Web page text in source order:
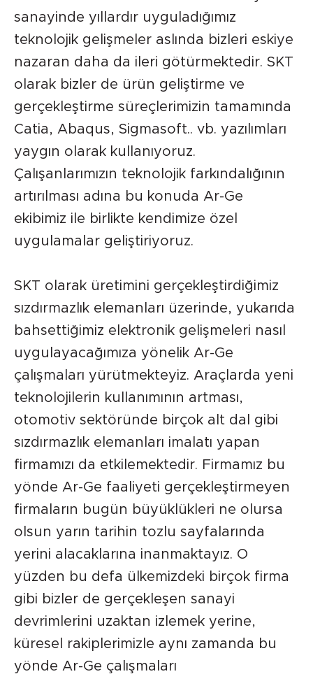
sanayinde yıllardır uyguladığımız
teknolojik gelişmeler aslında bizleri eskiye
nazaran daha da ileri götürmektedir. SKT
olarak bizler de ürün geliştirme ve
gerçekleştirme süreçlerimizin tamamında
Catia, Abaqus, Sigmasoft.. vb. yazılımları
yaygın olarak kullanıyoruz.
Çalışanlarımızın teknolojik farkındalığının
artırılması adına bu konuda Ar-Ge
ekibimiz ile birlikte kendimize özel
uygulamalar geliştiriyoruz.
SKT olarak üretimini gerçekleştirdiğimiz
sızdırmazlık elemanları üzerinde, yukarıda
bahsettiğimiz elektronik gelişmeleri nasıl
uygulayacağımıza yönelik Ar-Ge
çalışmaları yürütmekteyiz. Araçlarda yeni
teknolojilerin kullanımının artması,
otomotiv sektöründe birçok alt dal gibi
sızdırmazlık elemanları imalatı yapan
firmamızı da etkilemektedir. Firmamız bu
yönde Ar-Ge faaliyeti gerçekleştirmeyen
firmaların bugün büyüklükleri ne olursa
olsun yarın tarihin tozlu sayfalarında
yerini alacaklarına inanmaktayız. O
yüzden bu defa ülkemizdeki birçok firma
gibi bizler de gerçekleşen sanayi
devrimlerini uzaktan izlemek yerine,
küresel rakiplerimizle aynı zamanda bu
yönde Ar-Ge çalışmaları